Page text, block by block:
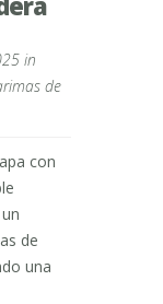
in
de
con
de
una